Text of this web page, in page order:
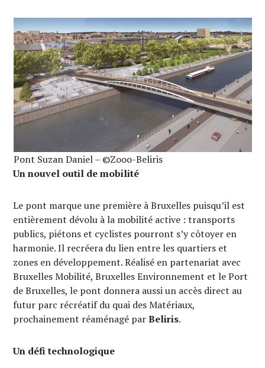
Pont Suzan Daniel – ©Zooo-Beliris
Un nouvel outil de mobilité
Le pont marque une première à Bruxelles puisqu’il est
entièrement dévolu à la mobilité active : transports
publics, piétons et cyclistes pourront s’y côtoyer en
harmonie. Il recréera du lien entre les quartiers et
zones en développement. Réalisé en partenariat avec
Bruxelles Mobilité, Bruxelles Environnement et le Port
de Bruxelles, le pont donnera aussi un accès direct au
futur parc récréatif du quai des Matériaux,
prochainement réaménagé parBeliris.
Un défi technologique